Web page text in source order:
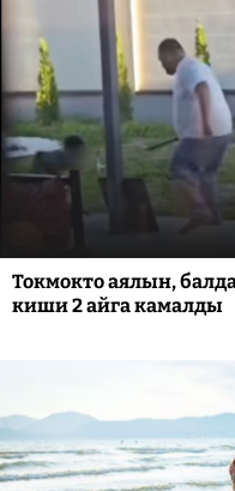
Токмокто аялын,
киши 2 айга камалды